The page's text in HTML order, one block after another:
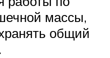
массы,
общий